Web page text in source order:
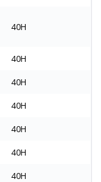
40H
40H
40H
40H
40H
40H
40H